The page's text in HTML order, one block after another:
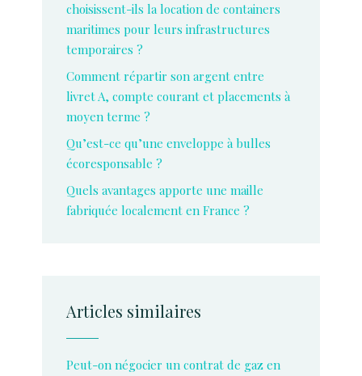
choisissent-ils la location de containers
maritimes pour leurs infrastructures
temporaires ?
Comment répartir son argent entre
livret A, compte courant et placements à
moyen terme ?
Qu’est-ce qu’une enveloppe à bulles
écoresponsable ?
Quels avantages apporte une maille
fabriquée localement en France ?
Articles similaires
Peut-on négocier un contrat de gaz en